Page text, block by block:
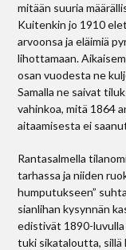
mitään suuria
Kuitenkin jo 1910
arvoonsa ja eläimiä
lihottamaan.
osan vuodesta ne
Samalla ne saivat
vahinkoa, mitä 1864
aitaamisesta ei
Rantasalmella
tarhassa ja niiden
humputukseen”
sianlihan kysynnän
edistivät 1890-
tuki sikataloutta, sillä